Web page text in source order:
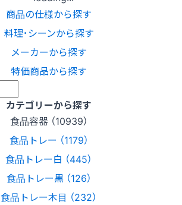
商品の仕様から探す
料理･シーンから探す
メーカーから探す
特価商品から探す
カテゴリーから探す
食品容器 （10939）
食品トレー （1179）
食品トレー白 （445）
食品トレー黒 （126）
食品トレー木目 （232）